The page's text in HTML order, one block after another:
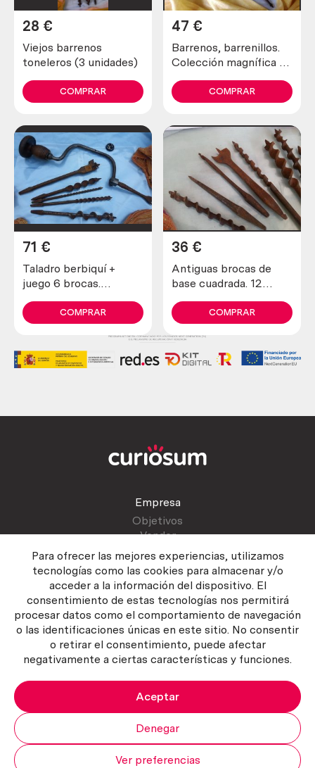
Para ofrecer las mejores experiencias, utilizamos
tecnologías como las cookies para almacenar y/o
acceder a la información del dispositivo. El
consentimiento de estas tecnologías nos permitirá
procesar datos como el comportamiento de navegación
o las identificaciones únicas en este sitio. No consentir
o retirar el consentimiento, puede afectar
negativamente a ciertas características y funciones.
Aceptar
Denegar
Ver preferencias
Viejos barrenos
toneleros (3 unidades)
28 €
COMPRAR
Barrenos, barrenillos.
Colección magnífica de
por tamaño.
47 €
COMPRAR
Taladro berbiquí +
juego 6 brocas.
ebanista.
71 €
COMPRAR
Antiguas brocas de
base cuadrada. 12
base drills.
36 €
COMPRAR
Empresa
Objetivos
Vender
Atención al cliente
Contactar
Manual del vendedor
Política del servicio
Política de Cookies
Copyright ©2026 Curiosum S.L. Todos los derechos reservados.